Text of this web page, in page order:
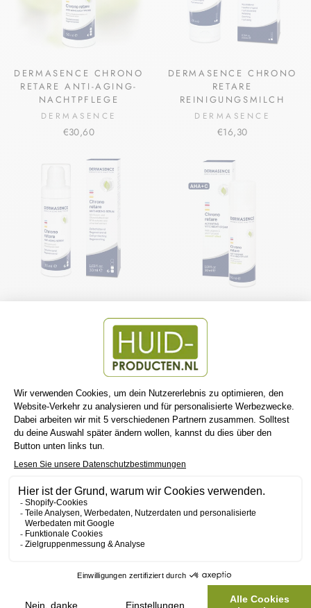
DERMASENCE CHRONO
RETARE ANTI-AGING-
NACHTPFLEGE
DERMASENCE
€30,60
DERMASENCE CHRONO
RETARE
REINIGUNGSMILCH
DERMASENCE
€16,30
RETARE ANTI-AGING-
RETARE AKTIVIERENDE
VIT C-NACHTPFLEGE
DERMASENCE CHRONO
DERMASENCE
RESTRUKTURIERENDE
ANTI-AGING-EMULSION
DERMASENCE